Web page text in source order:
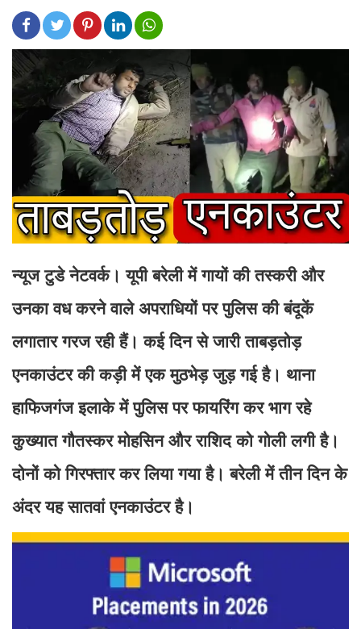
न्यूज टुडे नेटवर्क। यूपी बरेली में गायों की तस्करी और
उनका वध करने वाले अपराधियों पर पुलिस की बंदूकें
लगातार गरज रही हैं। कई दिन से जारी ताबड़तोड़
एनकाउंटर की कड़ी में एक मुठभेड़ जुड़ गई है। थाना
हाफिजगंज इलाके में पुलिस पर फायरिंग कर भाग रहे
कुख्यातगौतस्कर मोहसिन और राशिद को गोली लगी है।
दोनों को गिरफ्तार कर लिया गया है। बरेली में तीन दिन के
अंदर यह सातवां एनकाउंटर है।